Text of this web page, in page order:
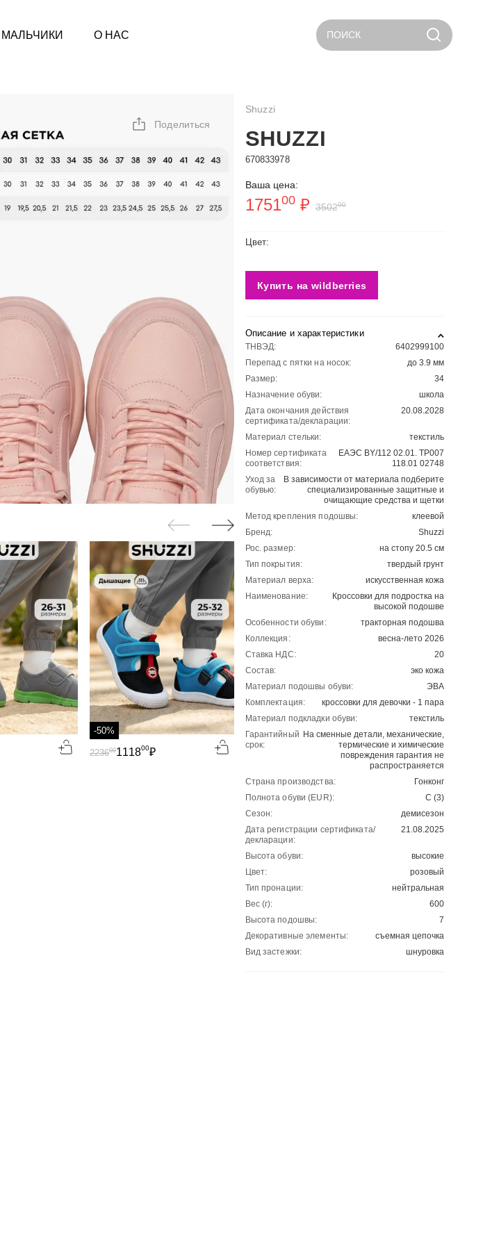
МАЛЬЧИКИ О НАС ПОИСК
Поделиться
-50%
111800₽
223600
-50%
2260
-50%
1130
2260
Shuzzi
SHUZZI
670833978
Ваша цена:
175100₽ 350200
Цвет:
Купить на wildberries
Описание и характеристики
ТНВЭД:
6402999100
Перепад с пятки на носок:
до 3.9 мм
Размер:
34
Назначение обуви:
школа
Дата окончания действия
сертификата/декларации:
20.08.2028
Материал стельки:
текстиль
Номер сертификата
соответствия:
ЕАЭС BY/112 02.01. ТР007
118.01 02748
Уход за
обувью:
В зависимости от материала подберите
специализированные защитные и
очищающие средства и щетки
Метод крепления подошвы:
клеевой
Бренд:
Shuzzi
Рос. размер:
на стопу 20.5 см
Тип покрытия:
твердый грунт
Материал верха:
искусственная кожа
Наименование:
Кроссовки для подростка на
высокой подошве
Особенности обуви:
тракторная подошва
Коллекция:
весна-лето 2026
Ставка НДС:
20
Состав:
эко кожа
Материал подошвы обуви:
ЭВА
Комплектация:
кроссовки для девочки - 1 пара
Материал подкладки обуви:
текстиль
Гарантийный
срок:
На сменные детали, механические,
термические и химические
повреждения гарантия не
распространяется
Страна производства:
Гонконг
Полнота обуви (EUR):
С (3)
Сезон:
демисезон
Дата регистрации сертификата/
декларации:
21.08.2025
Высота обуви:
высокие
Цвет:
розовый
Тип пронации:
нейтральная
Вес (г):
600
Высота подошвы:
7
Декоративные элементы:
съемная цепочка
Вид застежки:
шнуровка